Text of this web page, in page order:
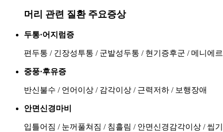
머리 관련 질환 주요증상
두통·어지럼증
편두통 / 긴장성투통 / 군발성두통 / 현기증후군 / 메니에
중풍·후유증
반신불수 / 언어이상 / 감각이상 / 근력저하 / 보행장애
안면신경마비
입틀어짐 / 눈꺼풀쳐짐 / 침흘림 / 안면신경감각이상 / 씹